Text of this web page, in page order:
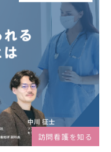
訪問看護を知る